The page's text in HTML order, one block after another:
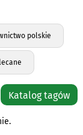
polskie
Katalog tagów